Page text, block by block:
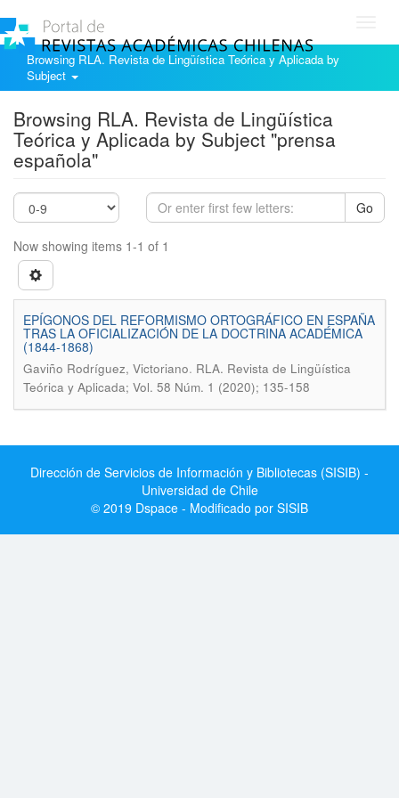
Browsing RLA. Revista de Lingüística Teórica y Aplicada by
Subject
Browsing RLA. Revista de Lingüística
Teórica y Aplicada by Subject "prensa
española"
Go
Now showing items 1-1 of 1
EPÍGONOS DEL REFORMISMO ORTOGRÁFICO EN ESPAÑA
TRAS LA OFICIALIZACIÓN DE LA DOCTRINA ACADÉMICA
(1844-1868)
Gaviño Rodríguez, Victoriano. RLA. Revista de Lingüística
Teórica y Aplicada; Vol. 58 Núm. 1 (2020); 135-158
Dirección de Servicios de Información y Bibliotecas (SISIB) -
Universidad de Chile
© 2019 Dspace - Modificado por SISIB